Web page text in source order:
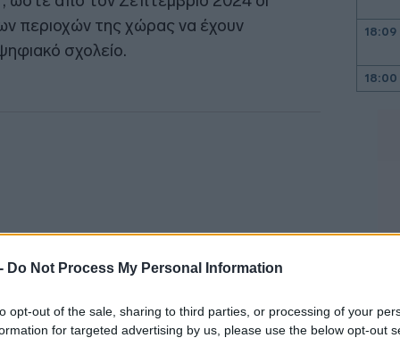
Do Not Process My Personal Information
opt-out of the sale, sharing to third parties, or processing of your
for targeted advertising by us, please use the below opt-out
περιοχών της χώρας να έχουν
σχολείο.
18:09
18:00
17:29